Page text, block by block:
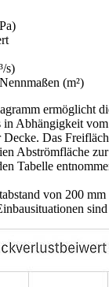
s)
(m²)
ermöglicht
Abhängigkeit
Das
Abströmfläche
Tabelle
von 200